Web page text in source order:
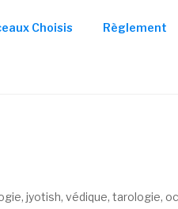
Choisis Règlement
jyotish, védique, tarologie,